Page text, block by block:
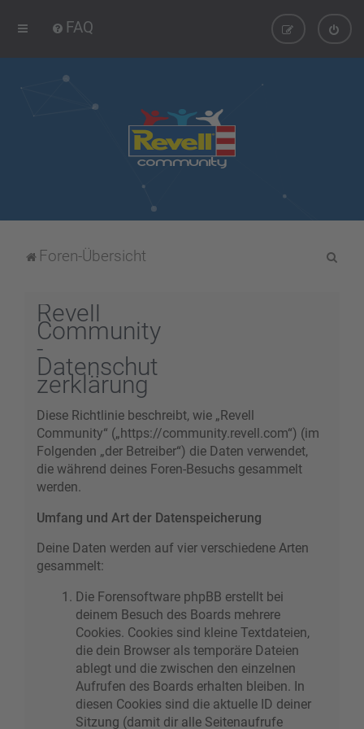
FAQ
Foren-Übersicht
Revell
Community
-
Datenschut
zerklärung
Diese Richtlinie beschreibt, wie „Revell
Community“ („https://community.revell.com“) (im
Folgenden „der Betreiber“) die Daten verwendet,
die während deines Foren-Besuchs gesammelt
werden.
Umfang und Art der Datenspeicherung
Deine Daten werden auf vier verschiedene Arten
gesammelt:
Die Forensoftware phpBB erstellt bei
deinem Besuch des Boards mehrere
Cookies. Cookies sind kleine Textdateien,
die dein Browser als temporäre Dateien
ablegt und die zwischen den einzelnen
Aufrufen des Boards erhalten bleiben. In
diesen Cookies sind die aktuelle ID deiner
Sitzung (damit dir alle Seitenaufrufe